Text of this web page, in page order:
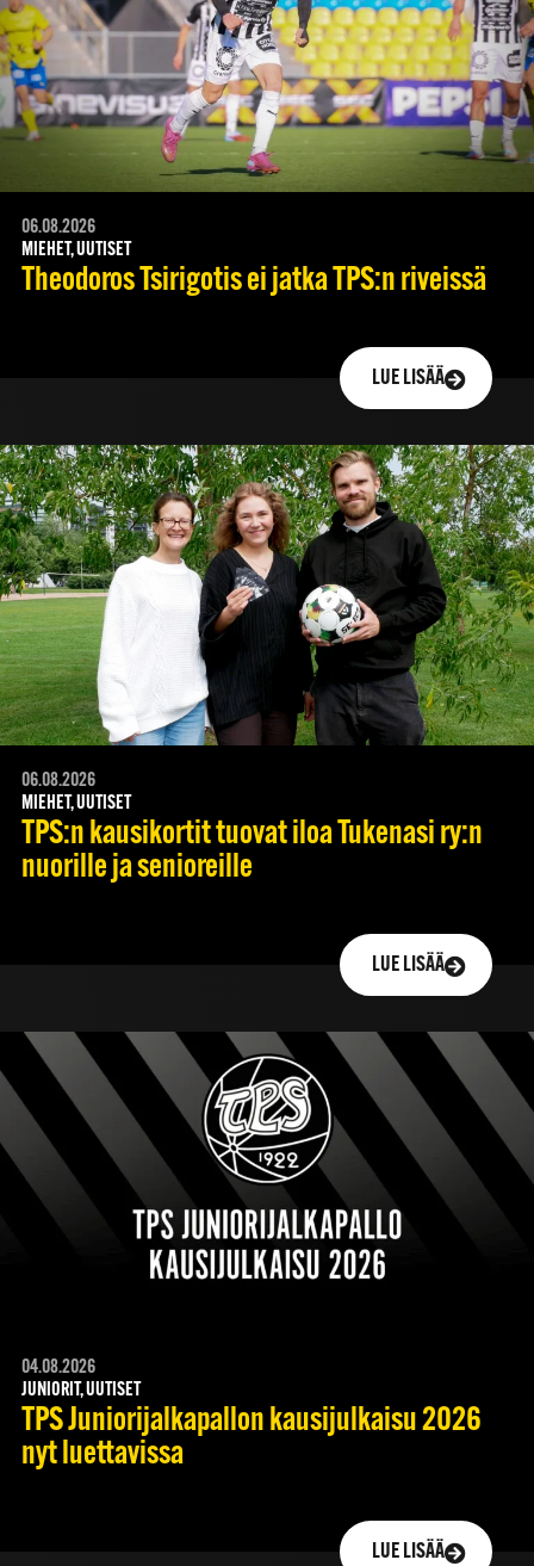
06.08.2026
MIEHET, UUTISET
Theodoros Tsirigotis ei jatka TPS:n riveissä
LUE LISÄÄ
06.08.2026
MIEHET, UUTISET
TPS:n kausikortit tuovat iloa Tukenasi ry:n
nuorille ja senioreille
LUE LISÄÄ
04.08.2026
JUNIORIT, UUTISET
TPS Juniorijalkapallon kausijulkaisu 2026
nyt luettavissa
LUE LISÄÄ